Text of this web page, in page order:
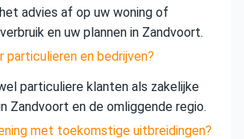
advies af op uw woning of
en uw plannen in Zandvoort.
particulieren en bedrijven?
particuliere klanten als zakelijke
Zandvoort en de omliggende regio.
met toekomstige uitbreidingen?